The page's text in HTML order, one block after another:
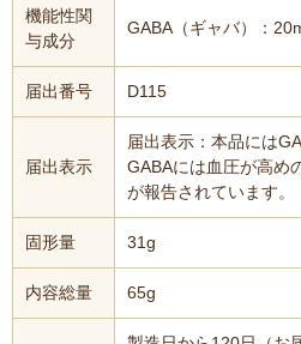
機能性関
与成分
GABA（ギャバ）：
届出番号 D115
届出表示
届出表示：本品には
GABAには血圧が高め
が報告されています。
固形量 31g
内容総量 65g